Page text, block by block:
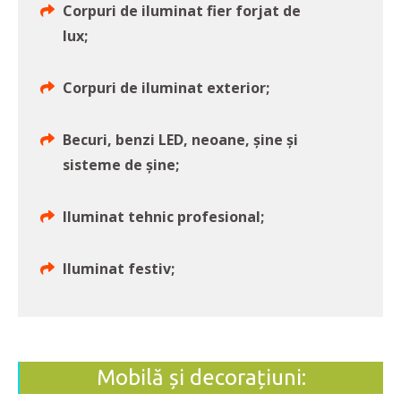
Corpuri de iluminat fier forjat de
lux;
Corpuri de iluminat exterior;
Becuri, benzi LED, neoane, şine şi
sisteme de şine;
Iluminat tehnic profesional;
Iluminat festiv;
Mobilă și decorațiuni: